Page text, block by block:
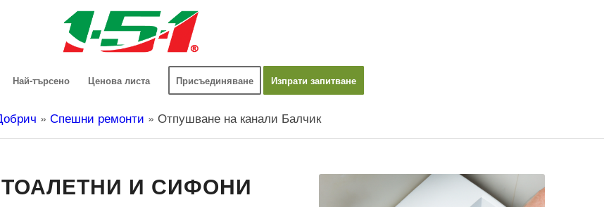
Най-търсено Ценова листа Присъединяване Изпрати запитване
» Спешни ремонти » Отпушване на канали Балчик
И СИФОНИ